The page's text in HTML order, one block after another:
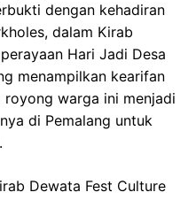
dengan kehadiran
dalam Kirab
Hari Jadi Desa
menampilkan kearifan
warga ini menjadi
di Pemalang untuk
Dewata Fest Culture